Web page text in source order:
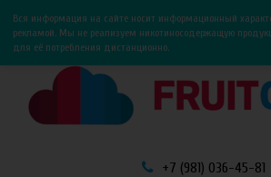
Вся информация на сайте носит информационный
рекламой. Мы не реализуем никотиносодержащую
для её потребления дистанционно.
+7 (981) 036-45-81